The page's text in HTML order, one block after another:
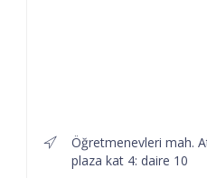
Öğretmenevleri mah.
plaza kat 4: daire 10